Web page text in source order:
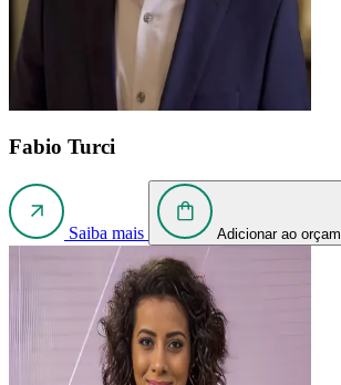
Fabio Turci
Saiba mais Adicionar ao